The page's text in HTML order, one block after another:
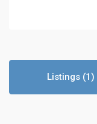
Listings (1)